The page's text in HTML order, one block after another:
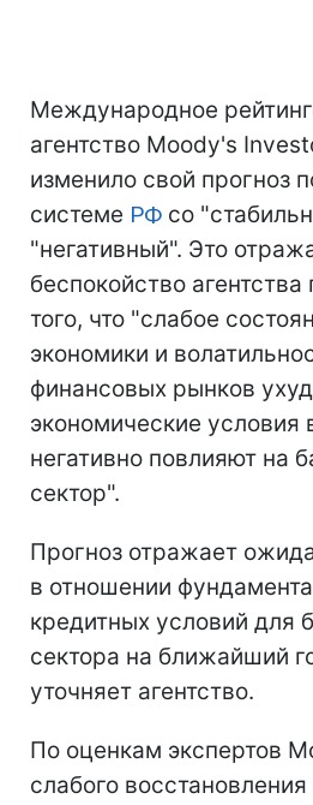
Международное
агентство Moody's
изменило свой прогноз
системе РФ со
"негативный". Это
беспокойство агентства
того, что "слабое
экономики и
финансовых рынков
экономические условия
негативно повлияют на
сектор".
Прогноз отражает
в отношении
кредитных условий для
сектора на ближайший
уточняет агентство.
По оценкам экспертов
слабого